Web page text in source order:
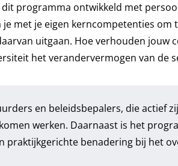
programma ontwikkeld met
met je eigen kerncompetenties om
uitgaan. Hoe verhouden jouw
het verandervermogen van de
en beleidsbepalers, die actief
werken. Daarnaast is het
praktijkgerichte benadering bij het